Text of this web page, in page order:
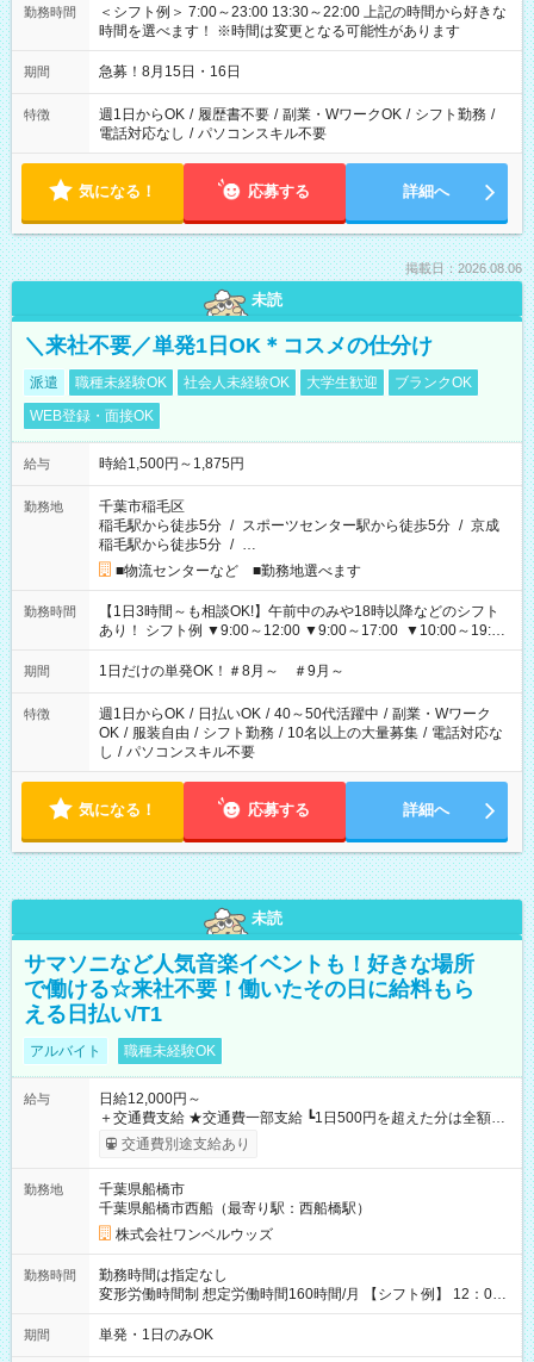
勤務時間
＜シフト例＞ 7:00～23:00 13:30～22:00 上記の時間から好きな
時間を選べます！ ※時間は変更となる可能性があります
期間 急募！8月15日・16日
特徴 週1日からOK / 履歴書不要 / 副業・WワークOK / シフト勤務 /
電話対応なし / パソコンスキル不要
気になる！ 応募する 詳細へ
掲載日：2026.08.06
未読
＼来社不要／単発1日OK＊コスメの仕分け
派遣 職種未経験OK 社会人未経験OK 大学生歓迎
ブランクOK
WEB登録・面接OK
給与 時給1,500円～1,875円
勤務地
千葉市稲毛区
稲毛駅から徒歩5分 / スポーツセンター駅から徒歩5分 / 京成
稲毛駅から徒歩5分 / …
■物流センターなど ■勤務地選べます
勤務時間
【1日3時間～も相談OK!】午前中のみや18時以降などのシフト
あり！ シフト例 ▼9:00～12:00 ▼9:00～17:00 ▼10:00～19:00
▼18:00～21:00
期間 1日だけの単発OK！＃8月～ ＃9月～
特徴 週1日からOK / 日払いOK / 40～50代活躍中 / 副業・Wワーク
OK / 服装自由 / シフト勤務 / 10名以上の大量募集 / 電話対応な
し / パソコンスキル不要
気になる！ 応募する 詳細へ
未読
サマソニなど人気音楽イベントも！好きな場所
で働ける☆来社不要！働いたその日に給料もら
える日払い/T1
アルバイト 職種未経験OK
給与
日給12,000円～
＋交通費支給 ★交通費一部支給 ┗1日500円を超えた分は全額支
給！ ※往復500円以内の方は自己負担となります ★日払いOK！
（規定あり） ┗働いたその日に現金GET♪ お仕事後はコンビニ
なし
交通費別途支給あり
勤務地
千葉県船橋市
千葉県船橋市西船（最寄り駅：西船橋駅）
株式会社ワンベルウッズ
勤務時間
勤務時間は指定なし
変形労働時間制 想定労働時間160時間/月 【シフト例】 12：00
～22：00
期間 単発・1日のみOK